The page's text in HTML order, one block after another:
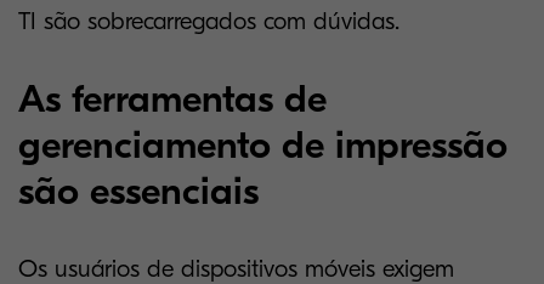
TI são sobrecarregados com dúvidas.
As ferramentas de
gerenciamento de impressão
são essenciais
Os usuários de dispositivos móveis exigem